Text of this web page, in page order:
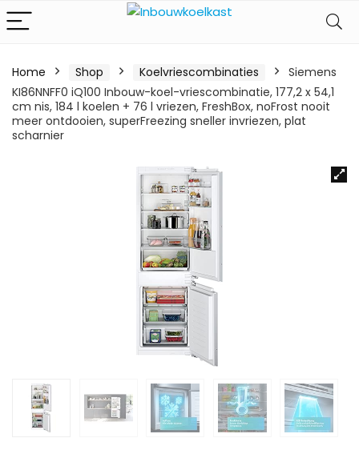
Home Shop Koelvriescombinaties
Siemens
KI86NNFF0 iQ100 Inbouw-koel-vriescombinatie, 177,2 x 54,1
cm nis, 184 l koelen + 76 l vriezen, FreshBox, noFrost nooit
meer ontdooien, superFreezing sneller invriezen, plat
scharnier